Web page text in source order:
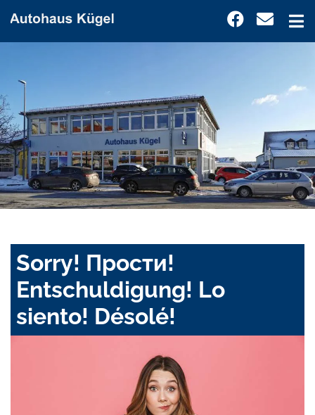
Sorry! Прости!
Entschuldigung! Lo
siento! Désolé!